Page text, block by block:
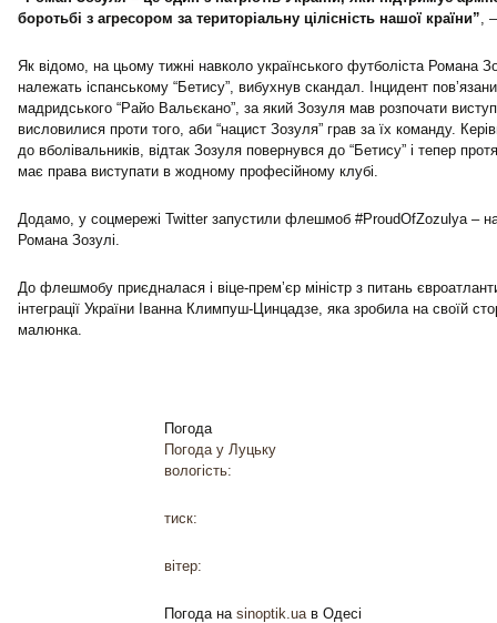
боротьбі з агресором за територіальну цілісність нашої країни”,
Як відомо, на цьому тижні навколо українського футболіста Романа
належать іспанському “Бетису”, вибухнув скандал. Інцидент
мадридського “Райо Вальєкано”, за який Зозуля мав розпочати
висловилися проти того, аби “нацист Зозуля” грав за їх команду.
до вболівальників, відтак Зозуля повернувся до “Бетису” і тепер
має права виступати в жодному професійному клубі.
Додамо, у соцмережі Twitter запустили флешмоб #ProudOfZozulya – на
Романа Зозулі.
До флешмобу приєдналася і віце-премʼєр міністр з питань
інтеграції України Іванна Климпуш-Цинцадзе, яка зробила на своїй
малюнка.
Погода
Погода у Луцьку
вологість:
тиск:
вітер:
Погода на sinoptik.uaв Одесі